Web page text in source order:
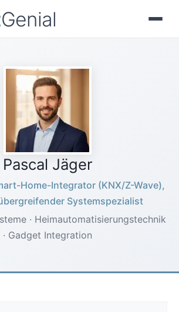
Genial
Pascal Jäger
Home-Integrator (KNX/Z-Wave),
Systemspezialist
· Heimautomatisierungstechnik
· Gadget Integration